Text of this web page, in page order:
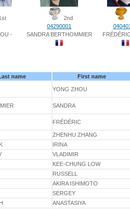
-
2nd
04290001
SANDRA BERTHOMMIER
name First name
YONG ZHOU
SANDRA
FRÉDÉRIC
ZHENHU ZHANG
IRINA
VLADIMIR
KEE-CHUNG LOW
RUSSELL
AKIRA ISHIMOTO
SERGEY
ANASTASIYA